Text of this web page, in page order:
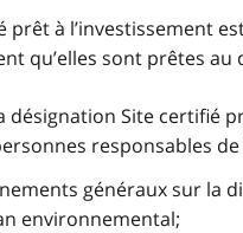
prêt à l’investissement
qu’elles sont prêtes
Site certifié
responsables
généraux sur la
environnemental;